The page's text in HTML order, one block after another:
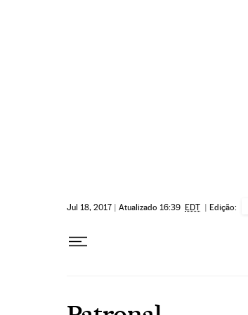
Jul 18, 2017 | Atualizado 16:39 EDT | Edição: